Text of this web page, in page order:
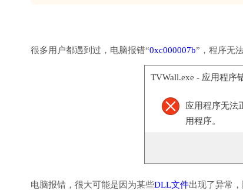
很多用户都遇到过，电脑报错“0xc000007b”，程序无
TVWall.exe - 应用程序
应用程序无法
用程序。
电脑报错，很大可能是因为某些DLL文件出现了异常